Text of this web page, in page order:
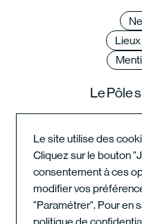
Le site utilise des
Cliquez sur le bouton
consentement à ces
modifier vos
"Paramétrer". Pour en
politique de
Le Pôle